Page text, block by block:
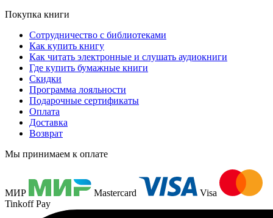
Покупка книги
Сотрудничество с библиотеками
Как купить книгу
Как читать электронные и слушать аудиокниги
Где купить бумажные книги
Скидки
Программа лояльности
Подарочные сертификаты
Оплата
Доставка
Возврат
Мы принимаем к оплате
МИР Mastercard
Visa
Tinkoff Pay